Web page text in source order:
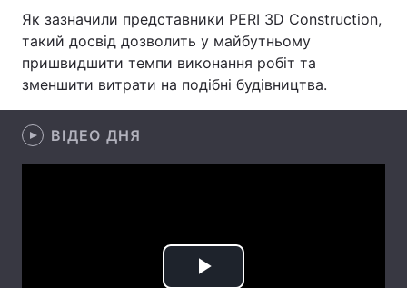
Лонгріди
Відео з Youtube
Інтерв'ю Думки
Як зазначили представники PERI 3D Construction,
такий досвід дозволить у майбутньому
пришвидшити темпи виконання робіт та
зменшити витрати на подібні будівництва.
ВІДЕО ДНЯ